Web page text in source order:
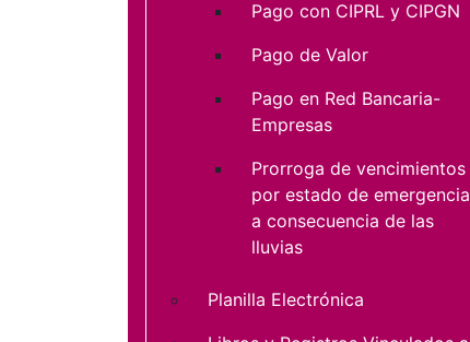
Pago con CIPRL y CIPGN
Pago de Valor
Pago en Red Bancaria-
Empresas
Prorroga de vencimientos
por estado de emergencia
a consecuencia de las
lluvias
Planilla Electrónica